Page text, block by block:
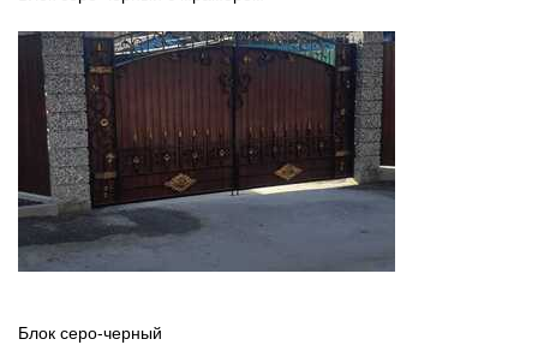
Блок серо-черный